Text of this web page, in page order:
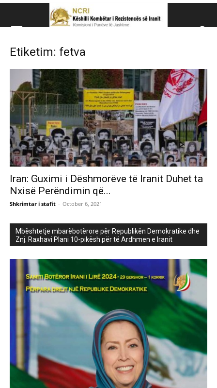
Këshillit Kombëtar të
Këshillit Kombëtar të Rezistencës së Iranit (NCRI)
Etiketim: fetva
Iran: Guximi i Dëshmorëve të Iranit Duhet ta
Nxisë Perëndimin që...
Shkrimtar i stafit - October 6, 2021
Mbështetje mbarëbotërore për Republikën Demokratike dhe
Znj. Raxhavi Plani 10-pikësh për të Ardhmen e Iranit